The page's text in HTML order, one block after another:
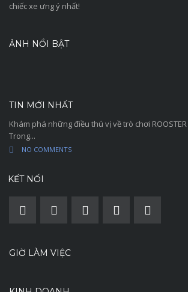
chiếc xe ưng ý nhất!
ẢNH NỔI BẬT
TIN MỚI NHẤT
Khám phá những điều thú vị về trò chơi ROOSTER
Trong...
NO COMMENTS
KẾT NỐI
GIỜ LÀM VIỆC